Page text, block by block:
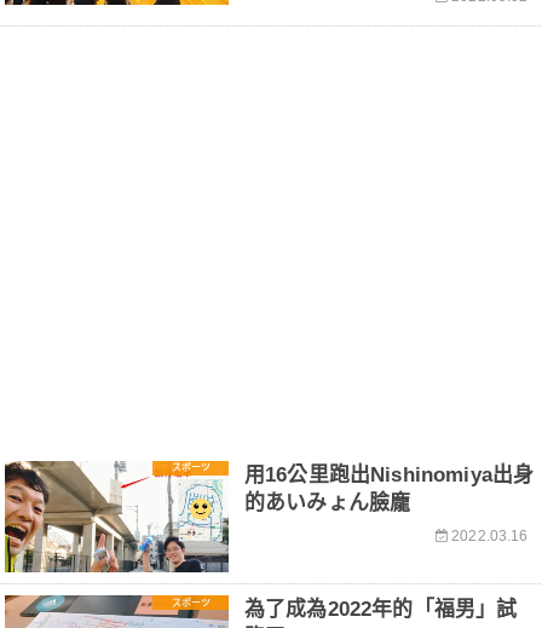
スポーツ
用16公里跑出Nishinomiya出身
的あいみょん臉龐
2022.03.16
スポーツ
為了成為2022年的「福男」試